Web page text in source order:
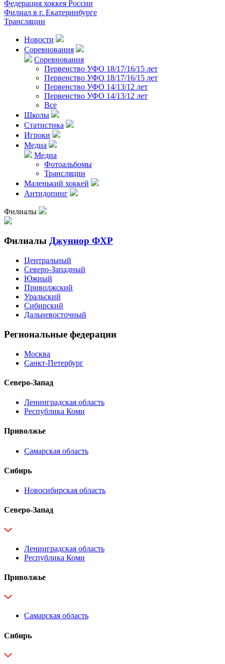
Федерация хоккея России
Филиал в г. Екатеринбурге
Трансляции
Новости
Соревнования
Соревнования
Первенство УФО 18/17/16/15 лет
Первенство УФО 18/17/16/15 лет
Первенство УФО 14/13/12 лет
Первенство УФО 14/13/12 лет
Все
Школы
Статистика
Игроки
Медиа
Медиа
Фотоальбомы
Трансляции
Маленький хоккей
Антидопинг
Филиалы
Филиалы Джуниор ФХР
Центральный
Северо-Западный
Южный
Приволжский
Уральский
Сибирский
Дальневосточный
Региональные федерации
Москва
Санкт-Петербург
Северо-Запад
Ленинградская область
Республика Коми
Приволжье
Самарская область
Сибирь
Новосибирская область
Северо-Запад
Ленинградская область
Республика Коми
Приволжье
Самарская область
Сибирь